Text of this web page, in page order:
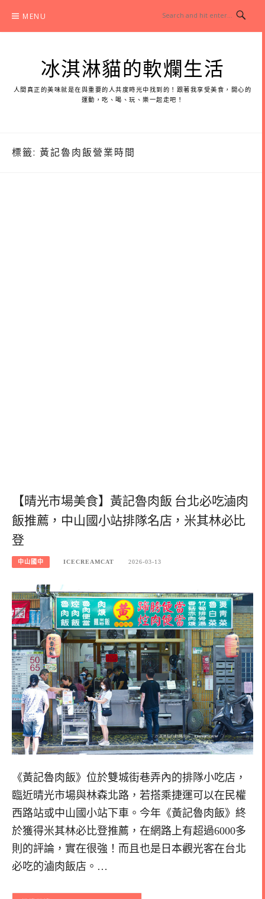
content
MENU
冰淇淋貓的軟爛生活
人間真正的美味就是在與重要的人共度時光中找到的！跟著我享受美食，開心的
運動，吃、喝、玩、樂一起走吧！
標籤: 黃記魯肉飯營業時間
【晴光市場美食】黃記魯肉飯 台北必吃滷肉
飯推薦，中山國小站排隊名店，米其林必比
登
中山國中 ICECREAMCAT 2026-03-13
《黃記魯肉飯》位於雙城街巷弄內的排隊小吃店，
臨近晴光市場與林森北路，若搭乘捷運可以在民權
西路站或中山國小站下車。今年《黃記魯肉飯》終
於獲得米其林必比登推薦，在網路上有超過6000多
則的評論，實在很強！而且也是日本觀光客在台北
必吃的滷肉飯店。…